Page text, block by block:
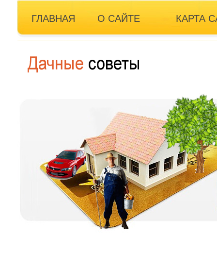
ГЛАВНАЯ О САЙТЕ КАРТА